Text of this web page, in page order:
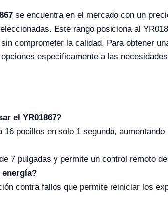
se encuentra en el mercado con un
Este rango posiciona al
comprometer la calidad. Para obtener
específicamente a las
el YR01867?
16 pocillos en solo 1 segundo,
7 pulgadas y permite un control remoto
energía?
contra fallos que permite reiniciar los